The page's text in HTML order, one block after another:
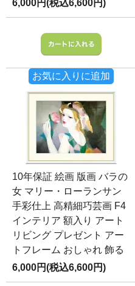
6,000円(税込6,600円)
お気に入りに追加
10年保証 絵画 版画 バラの
女 マリー・ローランサン
手彩仕上 高精細巧芸画 F4
インテリア 額入り アート
リビング プレゼント アー
トフレーム おしゃれ 飾る
6,000円(税込6,600円)